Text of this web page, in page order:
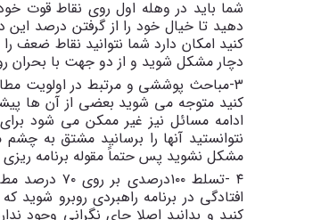
شما باید در وهله اول روی نقاط قوت
دهید تا خیال خود را از گرفتن درصد
کنید امکان دارد شما نتوانید نقاط ضعف
دچار مشکل شوید و از دو جهت با بحران
۳-مباحث پوششی و مرتبط در اولویت
کنید متوجه می شوید بعضی از آن ها
ادامه مسائل نیز غیر ممکن می شود
نتوانستید آنها را برسانید مشتق به
مشکل نشوید پس حتماً مقوله برنامه
۴-
افتادگی در برنامه راهبردی روبرو
کنید و بدانید اصلا جای نگرانی وجود